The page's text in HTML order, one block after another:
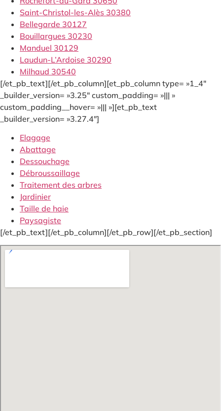
Saint-Christol-les-Alès 30380
Bellegarde 30127
Bouillargues 30230
Manduel 30129
Laudun-L’Ardoise 30290
Milhaud 30540
[/et_pb_text][/et_pb_column][et_pb_column type= »1_4″
_builder_version= »3.25″ custom_padding= »||| »
custom_padding__hover= »||| »][et_pb_text
_builder_version= »3.27.4″]
Elagage
Abattage
Dessouchage
Débroussaillage
Traitement des arbres
Jardinier
Taille de haie
Paysagiste
[/et_pb_text][/et_pb_column][/et_pb_row][/et_pb_section]